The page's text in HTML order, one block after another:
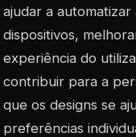
ajudar a
dispositivos,
experiência do
contribuir para a
que os designs se
preferências